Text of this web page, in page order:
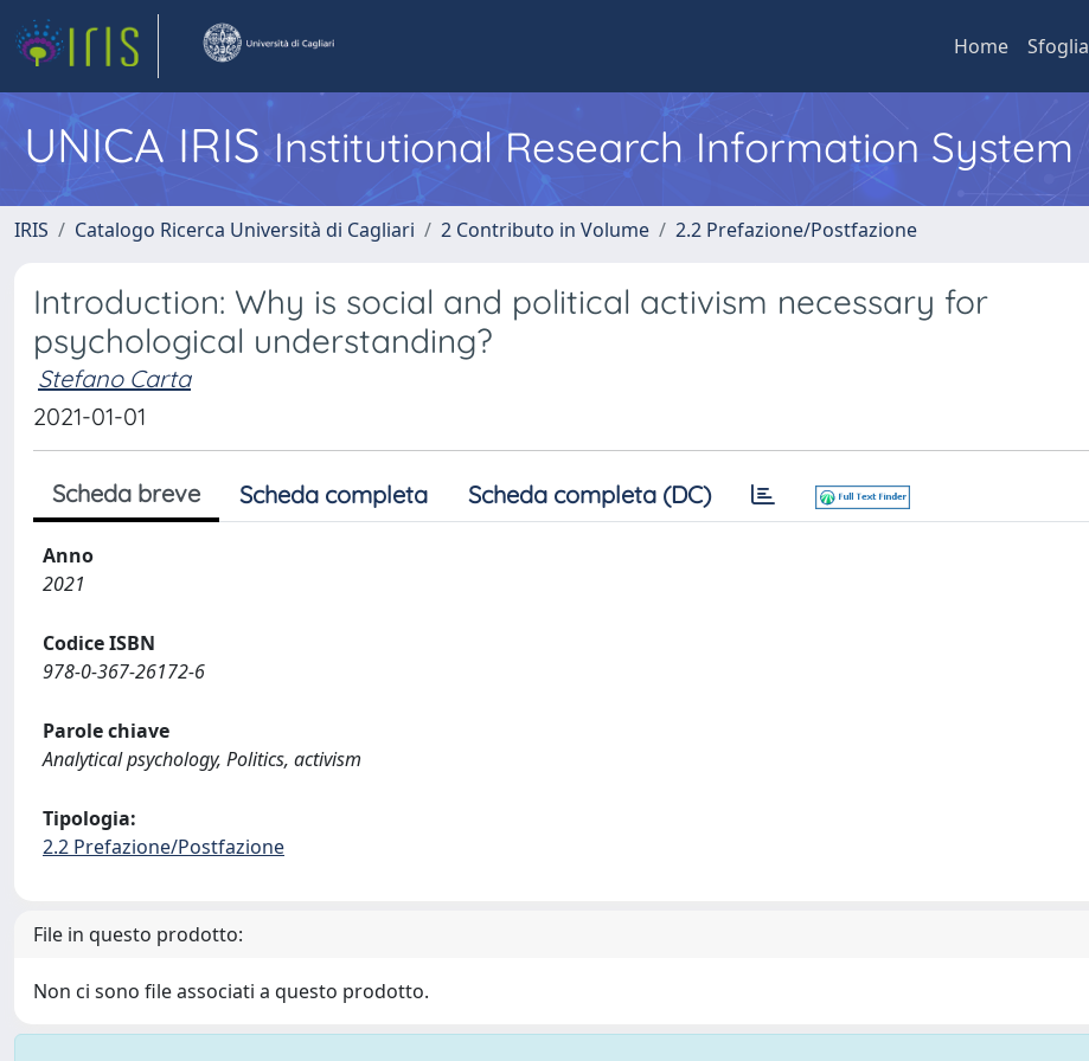
Home Sfoglia
UNICA IRISInstitutional Research Information System
IRIS Catalogo Ricerca Università di Cagliari 2 Contributo in Volume 2.2 Prefazione/Postfazione
Introduction: Why is social and political activism necessary for
psychological understanding?
Stefano Carta
2021-01-01
Scheda breve Scheda completa Scheda completa (DC)
Anno
2021
Codice ISBN
978-0-367-26172-6
Parole chiave
Analytical psychology, Politics, activism
Tipologia:
2.2 Prefazione/Postfazione
File in questo prodotto:
Non ci sono file associati a questo prodotto.